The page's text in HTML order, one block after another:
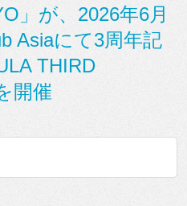
」が、2026年6月
Asiaにて3周年記
THIRD
開催